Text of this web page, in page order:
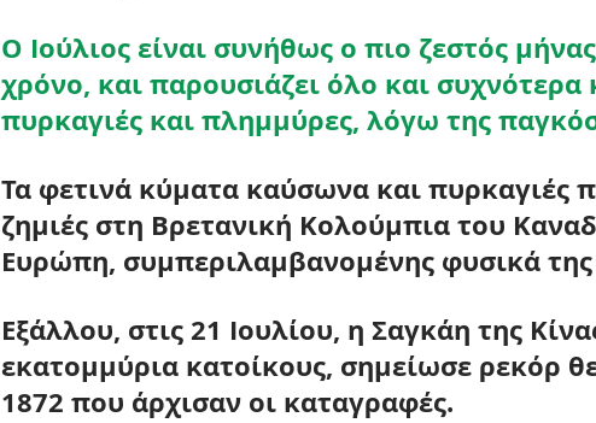
Ο Ιούλιος είναι συνήθως ο πιο ζεστός
χρόνο, και παρουσιάζει όλο και
πυρκαγιές και πλημμύρες, λόγω της
Τα φετινά κύματα καύσωνα και πυρκαγιές
ζημιές στη Βρετανική Κολούμπια του
Ευρώπη, συμπεριλαμβανομένης φυσικά
Εξάλλου, στις 21 Ιουλίου, η Σαγκάη της
εκατομμύρια κατοίκους, σημείωσε ρεκόρ
1872 που άρχισαν οι καταγραφές.